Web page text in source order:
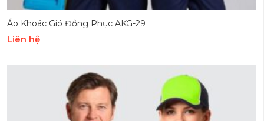
Áo Khoác Gió Đồng Phục AKG-29
Liên hệ